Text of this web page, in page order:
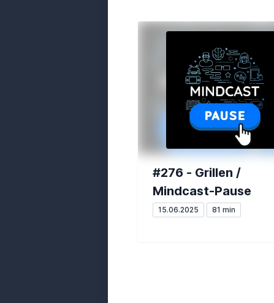
#276 - Grillen /
Mindcast-Pause
15.06.2025 81 min